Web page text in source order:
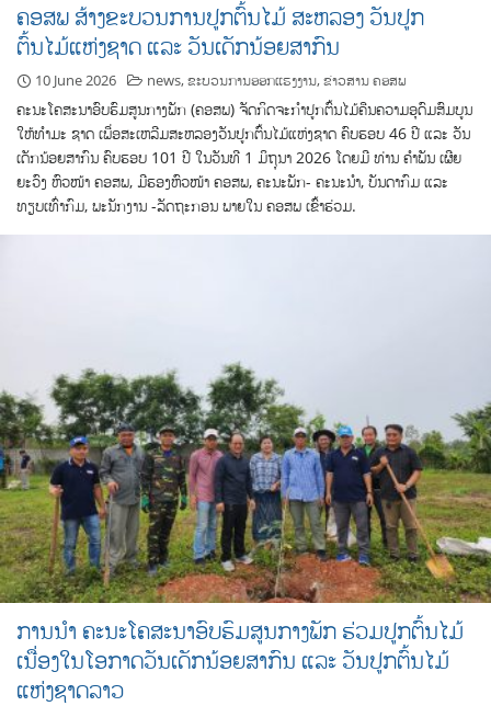
ຄອສພ ສ້າງຂະບວນການປູກຕົ້ນໄມ້ ສະຫລອງ ວັນປູກ
ຕົ້ນໄມ້ແຫ່ງຊາດ ແລະ ວັນເດັກນ້ອຍສາກົນ
10 June 2026 news,ຂະບວນການອອກແຮງງານ,ຂ່າວສານ ຄອສພ
ຄະນະໂຄສະນາອົບຮົມສູນກາງພັກ (ຄອສພ) ຈັດກິດຈະກຳປູກຕົ້ນໄມ້ຄືນຄວາມອຸດົມສົມບູນ
ໃຫ້ທຳມະ ຊາດ ເພື່ອສະເຫລີມສະຫລອງວັນປູກຕົ້ນໄມ້ແຫ່ງຊາດ ຄົບຮອບ 46 ປີ ແລະ ວັນ
ເດັກນ້ອຍສາກົນ ຄົບຮອບ 101 ປີ ໃນວັນທີ 1 ມິຖຸນາ 2026 ໂດຍມີ ທ່ານ ຄຳພັນ ເຜີຍ
ຍະວົງ ຫົວໜ້າ ຄອສພ, ມີຮອງຫົວໜ້າ ຄອສພ, ຄະນະພັກ- ຄະນະນໍາ, ບັນດາກົມ ແລະ
ທຽບເທົ່າກົມ, ພະນັກງານ -ລັດຖະກອນ ພາຍໃນ ຄອສພ ເຂົ້າຮ່ວມ.
ການນໍາ ຄະນະໂຄສະນາອົບຮົມສູນກາງພັກ ຮ່ວມປູກຕົ້ນໄມ້
ເນື່ອງໃນໂອກາດວັນເດັກນ້ອຍສາກົນ ແລະ ວັນປູກຕົ້ນໄມ້
ແຫ່ງຊາດລາວ